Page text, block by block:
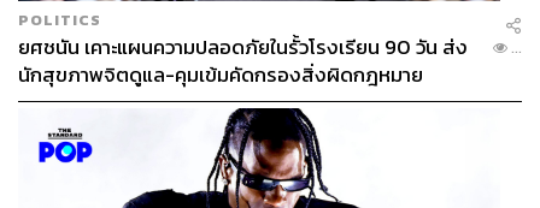
POLITICS
ยศชนัน เคาะแผนความปลอดภัยในรั้วโรงเรียน 90 วัน ส่ง
นักสุขภาพจิตดูแล-คุมเข้มคัดกรองสิ่งผิดกฎหมาย
...